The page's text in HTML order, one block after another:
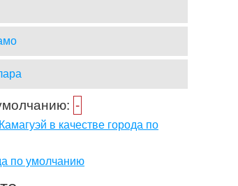
-
в качестве города по
по умолчанию